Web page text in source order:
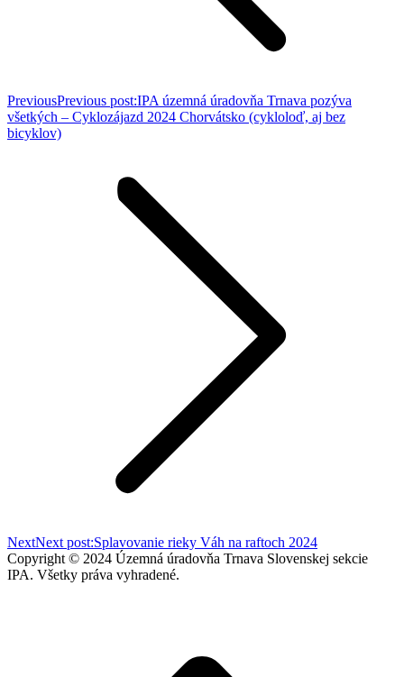
PreviousPrevious post:IPA územná úradovňa Trnava pozýva
všetkých – Cyklozájazd 2024 Chorvátsko (cykloloď, aj bez
bicyklov)
NextNext post:Splavovanie rieky Váh na raftoch 2024
Copyright © 2024 Územná úradovňa Trnava Slovenskej sekcie
IPA. Všetky práva vyhradené.